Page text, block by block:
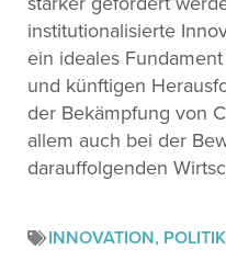
institutionalisierte
ein ideales
und künftigen
der Bekämpfung von
allem auch bei der
darauffolgenden
INNOVATION, POLITIK